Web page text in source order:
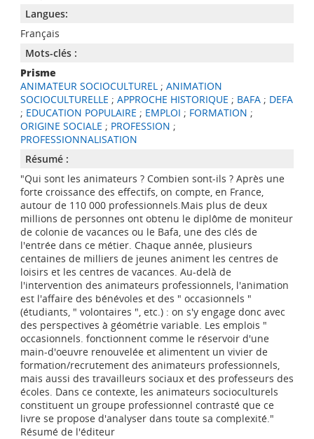
Langues:
Français
Mots-clés :
Prisme
ANIMATEUR SOCIOCULTUREL; ANIMATION
SOCIOCULTURELLE ; APPROCHE HISTORIQUE ; BAFA; DEFA
; EDUCATION POPULAIRE ; EMPLOI ; FORMATION ;
ORIGINE SOCIALE ; PROFESSION ;
PROFESSIONNALISATION
Résumé :
"Qui sont les animateurs ? Combien sont-ils ? Après une
forte croissance des effectifs, on compte, en France,
autour de 110 000 professionnels.Mais plus de deux
millions de personnes ont obtenu le diplôme de moniteur
de colonie de vacances ou le Bafa, une des clés de
l'entrée dans ce métier. Chaque année, plusieurs
centaines de milliers de jeunes animent les centres de
loisirs et les centres de vacances. Au-delà de
l'intervention des animateurs professionnels, l'animation
est l'affaire des bénévoles et des " occasionnels "
(étudiants, " volontaires ", etc.) : on s'y engage donc avec
des perspectives à géométrie variable. Les emplois "
occasionnels. fonctionnent comme le réservoir d'une
main-d'oeuvre renouvelée et alimentent un vivier de
formation/recrutement des animateurs professionnels,
mais aussi des travailleurs sociaux et des professeurs des
écoles. Dans ce contexte, les animateurs socioculturels
constituent un groupe professionnel contrasté que ce
livre se propose d'analyser dans toute sa complexité."
Résumé de l'éditeur